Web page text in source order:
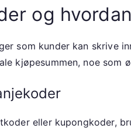
og
som kunder kan skrive
kjøpesummen, noe som
eller kupongkoder,